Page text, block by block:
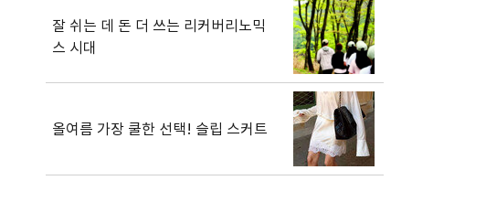
잘 쉬는 데 돈 더 쓰는 리커버리노믹
스 시대
올여름 가장 쿨한 선택! 슬립 스커트